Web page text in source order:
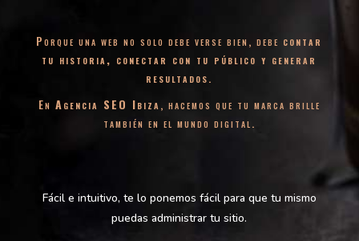
Porque una web no solo debe verse bien, debe contar
tu historia, conectar con tu público y generar
resultados.
En Agencia SEO Ibiza, hacemos que tu marca brille
también en el mundo digital.
Fácil e intuitivo, te lo ponemos fácil para que tu mismo
puedas administrar tu sitio.